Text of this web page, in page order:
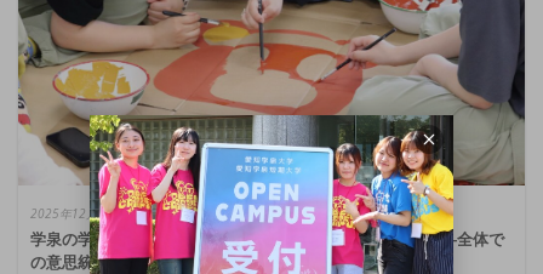
2025年12月18日
学泉の学びレポート短大編 #26｜こどもまつりに向けて――全体で
の意思統一，着々と進む小道具づくり！